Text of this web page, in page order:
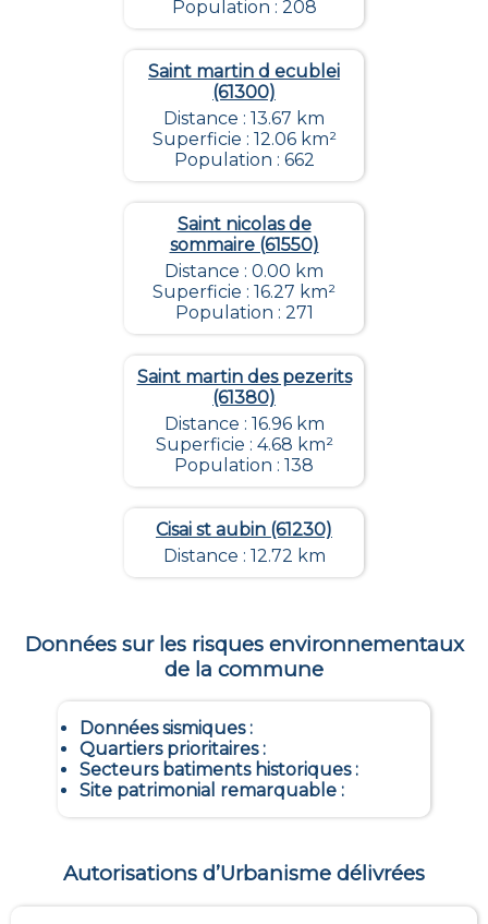
Population : 208
Saint martin d ecublei
(61300)
Distance : 13.67 km
Superficie : 12.06 km²
Population : 662
Saint nicolas de
sommaire (61550)
Distance : 0.00 km
Superficie : 16.27 km²
Population : 271
Saint martin des pezerits
(61380)
Distance : 16.96 km
Superficie : 4.68 km²
Population : 138
Cisai st aubin (61230)
Distance : 12.72 km
Données sur les risques environnementaux
de la commune
Données sismiques:
Quartiers prioritaires:
Secteurs batiments historiques:
Site patrimonial remarquable:
Autorisations d’Urbanisme délivrées